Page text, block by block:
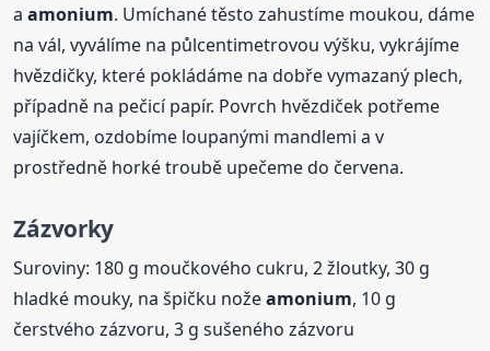
aamonium. Umíchané těsto zahustíme moukou, dáme
na vál, vyválíme na půlcentimetrovou výšku, vykrájíme
hvězdičky, které pokládáme na dobře vymazaný plech,
případně na pečicí papír. Povrch hvězdiček potřeme
vajíčkem, ozdobíme loupanými mandlemi a v
prostředně horké troubě upečeme do červena.
Zázvorky
Suroviny: 180 g moučkového cukru, 2 žloutky, 30 g
hladké mouky, na špičku nožeamonium, 10 g
čerstvého zázvoru, 3 g sušeného zázvoru